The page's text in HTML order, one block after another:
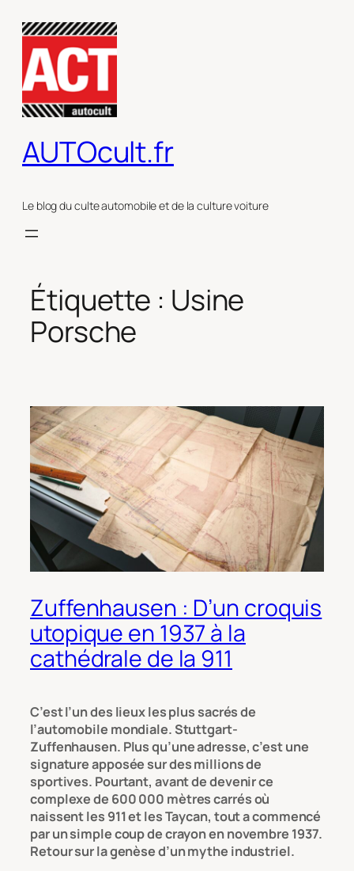
contenu
AUTOcult.fr
Le blog du culte automobile et de la culture voiture
Étiquette : Usine
Porsche
Zuffenhausen : D’un croquis
utopique en 1937 à la
cathédrale de la 911
C’est l’un des lieux les plus sacrés de
l’automobile mondiale. Stuttgart-
Zuffenhausen. Plus qu’une adresse, c’est une
signature apposée sur des millions de
sportives. Pourtant, avant de devenir ce
complexe de 600 000 mètres carrés où
naissent les 911 et les Taycan, tout a commencé
par un simple coup de crayon en novembre 1937.
Retour sur la genèse d’un mythe industriel.